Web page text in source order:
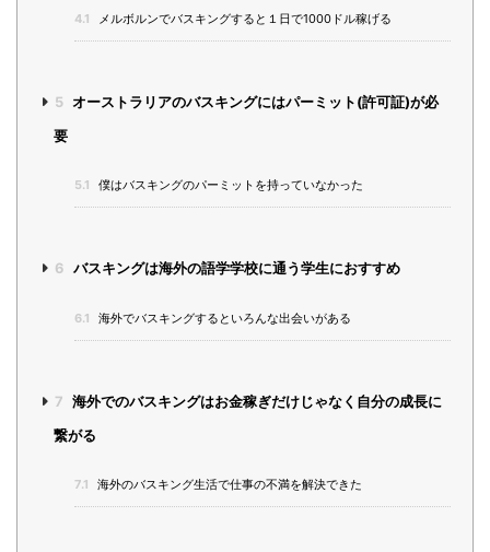
4.1 メルボルンでバスキングすると１日で1000ドル稼げる
5 オーストラリアのバスキングにはパーミット(許可証)が必
要
5.1 僕はバスキングのパーミットを持っていなかった
6 バスキングは海外の語学学校に通う学生におすすめ
6.1 海外でバスキングするといろんな出会いがある
7 海外でのバスキングはお金稼ぎだけじゃなく自分の成長に
繋がる
7.1 海外のバスキング生活で仕事の不満を解決できた